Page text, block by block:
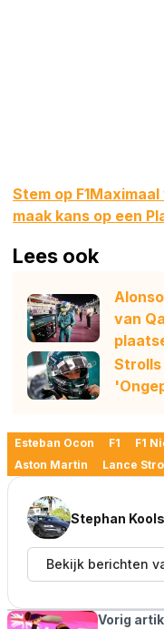
Stem op
maak kans op een
Lees ook
van
Esteban Ocon F1 F1
Aston Martin
Lance
Stephan
Bekijk berichten
Vorig